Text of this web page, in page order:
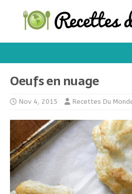
Oeufs en nuage
Nov 4, 2015 Recettes Du